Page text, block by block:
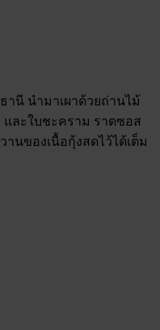
านี นำมาเผาด้วยถ่านไม้
และใบชะคราม ราดซอส
นของเนื้อกุ้งสดไว้ได้เต็ม